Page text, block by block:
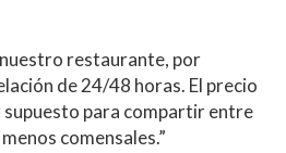
restaurante, por
de 24/48 horas. El precio
supuesto para compartir entre
comensales.”